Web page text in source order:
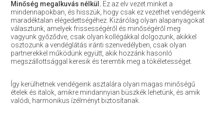
Minőség megalkuvás nélkül. Ez az elv vezet minket a
mindennapokban, és hisszük, hogy csak ez vezethet vendégeink
maradéktalan elégedettségéhez. Kizárólag olyan alapanyagokat
választunk, amelyek frissességéről és minőségéről meg
vagyunk győződve, csak olyan kollégákkal dolgozunk, akikkel
osztozunk a vendéglátás iránti szenvedélyben, csak olyan
partnerekkel működünk együtt, akik hozzánk hasonló
megszállottsággal keresik és teremtik meg a tökéletességet.
Így kerülhetnek vendégeink asztalára olyan magas minőségű
ételek és italok, amikre mindannyian büszkék lehetünk, és amik
valódi, harmonikus ízélményt biztosítanak.